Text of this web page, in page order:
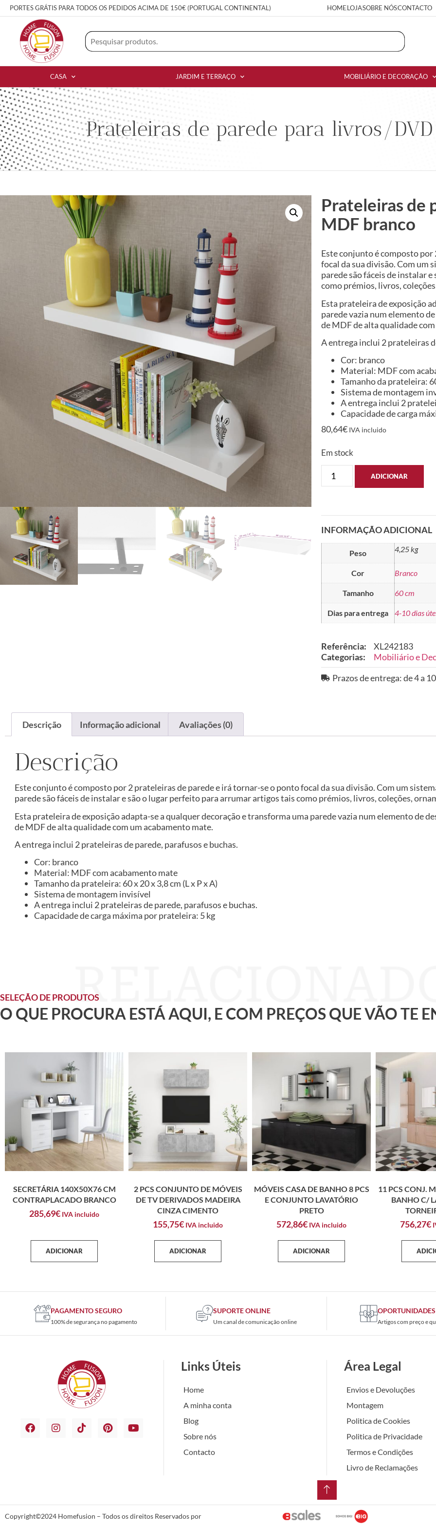
PORTES GRÁTIS PARA TODOS OS PEDIDOS ACIMA DE 150€ (PORTUGAL CONTINENTAL) HOMELOJASOBRE NÓSCONTACTO
CASA JARDIM E TERRAÇO MOBILIÁRIO E DECORAÇÃO
Prateleiras de parede para livros/
Prateleiras de
MDF branco
Este conjunto é composto
focal da sua divisão. Com um
parede são fáceis de instalar
como prémios, livros,
Esta prateleira de exposição
parede vazia num elemento
de MDF de alta qualidade
A entrega inclui 2 prateleiras
Cor: branco
Material: MDF com
Tamanho da prateleira:
Sistema de montagem
A entrega inclui 2
Capacidade de carga
80,64€ IVA incluido
Em stock
ADICIONAR
INFORMAÇÃO ADICIONAL
Peso 4,25 kg
Cor Branco
Tamanho 60 cm
Dias para entrega 4-10 dias
Referência:
XL242183
Categorias:
Mobiliário e
Prazos de entrega: de 4 a
Descrição Informação adicional Avaliações (0)
Descrição
Este conjunto é composto por 2 prateleiras de parede e irá tornar-se o ponto focal da sua divisão. Com um
parede são fáceis de instalar e são o lugar perfeito para arrumar artigos tais como prémios, livros, coleções,
Esta prateleira de exposição adapta-se a qualquer decoração e transforma uma parede vazia num elemento de
de MDF de alta qualidade com um acabamento mate.
A entrega inclui 2 prateleiras de parede, parafusos e buchas.
Cor: branco
Material: MDF com acabamento mate
Tamanho da prateleira: 60 x 20 x 3,8 cm (L x P x A)
Sistema de montagem invisível
A entrega inclui 2 prateleiras de parede, parafusos e buchas.
Capacidade de carga máxima por prateleira: 5 kg
SELEÇÃO DE PRODUTOS
O QUE PROCURA ESTÁ AQUI, E COM PREÇOS QUE VÃO TE
SECRETÁRIA 140X50X76 CM
CONTRAPLACADO BRANCO
285,69€ IVA incluido
ADICIONAR
2 PCS CONJUNTO DE MÓVEIS
DE TV DERIVADOS MADEIRA
CINZA CIMENTO
155,75€ IVA incluido
ADICIONAR
MÓVEIS CASA DE BANHO 8 PCS
E CONJUNTO LAVATÓRIO
PRETO
572,86€ IVA incluido
ADICIONAR
11 PCS CONJ.
BANHO C/
756,27€
PAGAMENTO SEGURO
100% de segurança no pagamento
SUPORTE ONLINE
Um canal de comunicação online
OPORTUNIDADES
Artigos com preço e
Links Úteis
Home
A minha conta
Blog
Sobre nós
Contacto
Área Legal
Envios e Devoluções
Montagem
Politica de Cookies
Politica de Privacidade
Termos e Condições
Livro de Reclamações
Copyright©2024 Homefusion – Todos os direitos Reservados por